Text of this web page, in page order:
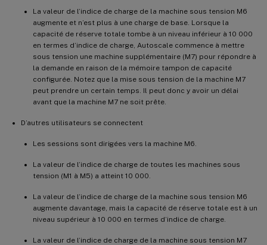
La valeur de l’indice de charge de la machine sous tension M6
augmente et n’est plus à une charge de base. Lorsque la
capacité de réserve totale tombe à un niveau inférieur à 10 000
en termes d’indice de charge, Autoscale commence à mettre
sous tension une machine supplémentaire (M7) pour répondre à
la demande en raison de la mémoire tampon de capacité
configurée. Notez que la mise sous tension de la machine M7
peut prendre un certain temps. Il peut donc y avoir un délai
avant que la machine M7 ne soit prête.
D’autres utilisateurs se connectent
Les sessions sont dirigées vers la machine M6.
La valeur de l’indice de charge de toutes les machines sous
tension (M1 à M5) a atteint 10 000.
La valeur de l’indice de charge de la machine sous tension M6
augmente davantage, mais la capacité de réserve totale est à un
niveau supérieur à 10 000 en termes d’indice de charge.
La valeur de l’indice de charge de la machine sous tension M7